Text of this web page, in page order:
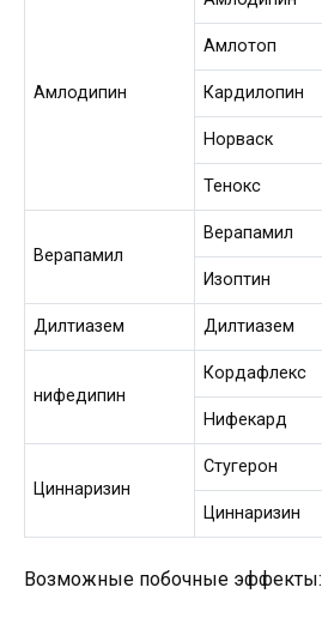
Амлодипин
Амлотоп
Кардилопин
Норваск
Тенокс
Верапамил
Верапамил
Изоптин
Дилтиазем Дилтиазем
нифедипин
Кордафлекс
Нифекард
Циннаризин
Стугерон
Циннаризин
Возможные побочные эффекты: